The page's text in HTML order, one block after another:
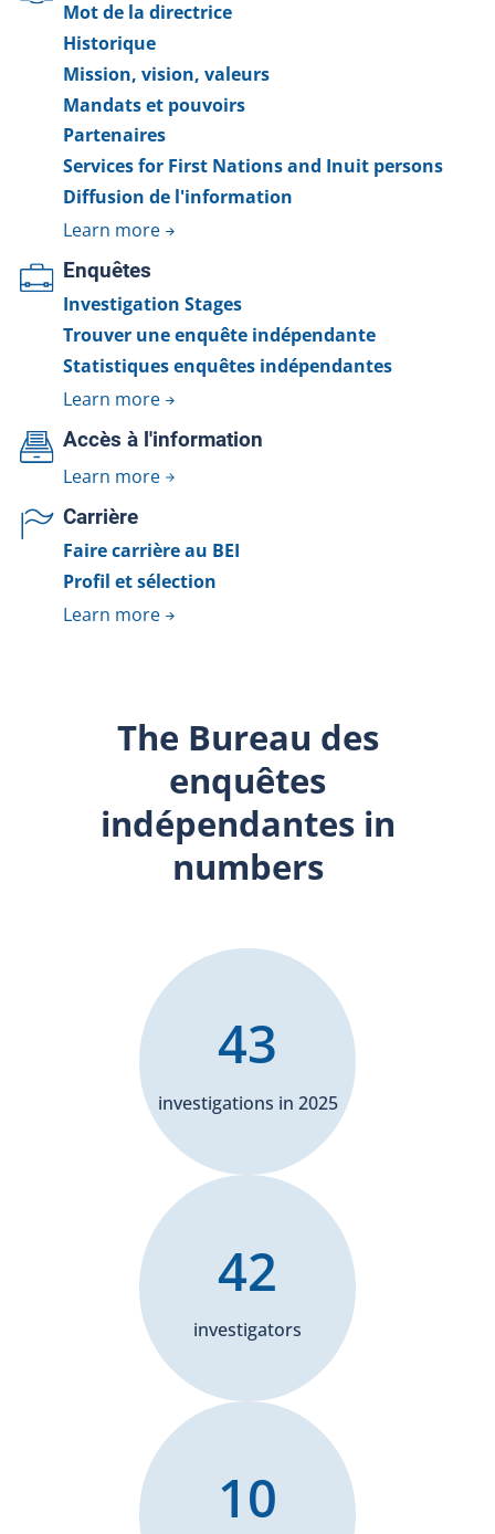
Mot de la directrice
Historique
Mission, vision, valeurs
Mandats et pouvoirs
Partenaires
Services for First Nations and Inuit persons
Diffusion de l'information
Learn more
Enquêtes
Investigation Stages
Trouver une enquête indépendante
Statistiques enquêtes indépendantes
Learn more
Accès à l'information
Learn more
Carrière
Faire carrière au BEI
Profil et sélection
Learn more
The Bureau des
enquêtes
indépendantes in
numbers
investigations in 2025
43
investigators
42
10